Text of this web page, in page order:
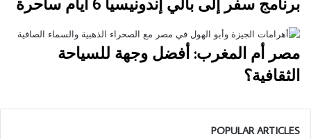
مصر أم المغرب: أفضل وجهة للسياحة
الثقافية؟
POPULAR ARTICLES